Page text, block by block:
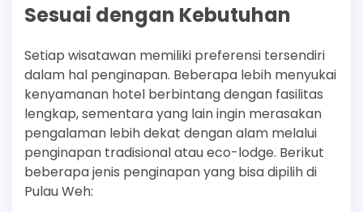
Sesuai dengan Kebutuhan
Setiap wisatawan memiliki preferensi tersendiri
dalam hal penginapan. Beberapa lebih menyukai
kenyamanan hotel berbintang dengan fasilitas
lengkap, sementara yang lain ingin merasakan
pengalaman lebih dekat dengan alam melalui
penginapan tradisional atau eco-lodge. Berikut
beberapa jenis penginapan yang bisa dipilih di
Pulau Weh: